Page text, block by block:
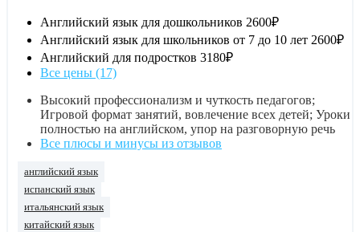
Английский язык для дошкольников 2600₽
Английский язык для школьников от 7 до 10 лет 2600₽
Английский для подростков 3180₽
Все цены (17)
Высокий профессионализм и чуткость педагогов;
Игровой формат занятий, вовлечение всех детей; Уроки
полностью на английском, упор на разговорную речь
Все плюсы и минусы из отзывов
английский язык
испанский язык
итальянский язык
китайский язык